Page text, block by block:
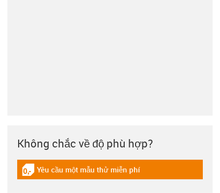
Không chắc về độ phù hợp?
igus-icon-gratismuster
Yêu cầu một mẫu thử miễn phí